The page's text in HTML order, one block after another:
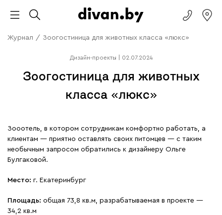
Журнал / Зоогостиница для животных класса «люкс»
Дизайн-проекты 02.07.2024
Зоогостиница для животных
класса «люкс»
Зооотель, в котором сотрудникам комфортно работать, а
клиентам — приятно оставлять своих питомцев — с таким
необычным запросом обратились к дизайнеру Ольге
Булгаковой.
Место: г. Екатеринбург
Площадь: общая 73,8 кв.м, разрабатываемая в проекте —
34,2 кв.м